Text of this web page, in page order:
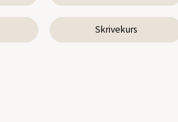
Skrivekurs